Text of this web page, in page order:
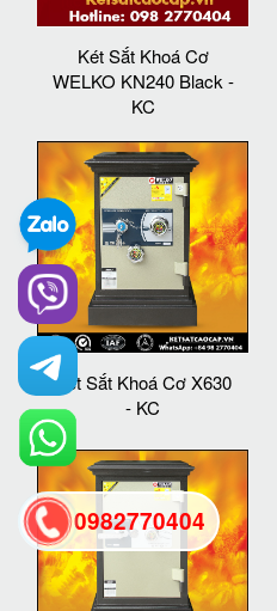
Két Sắt Khoá Cơ
WELKO KN240 Black -
KC
Két Sắt Khoá Cơ X630
- KC
0982770404